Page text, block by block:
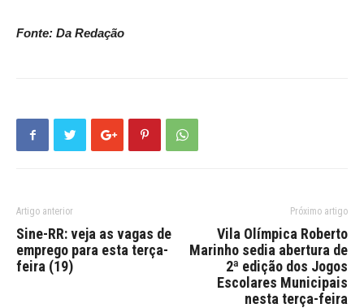
Fonte: Da Redação
Artigo anterior
Sine-RR: veja as vagas de
emprego para esta terça-
feira (19)
Próximo artigo
Vila Olímpica Roberto
Marinho sedia abertura de
2ª edição dos Jogos
Escolares Municipais
nesta terça-feira